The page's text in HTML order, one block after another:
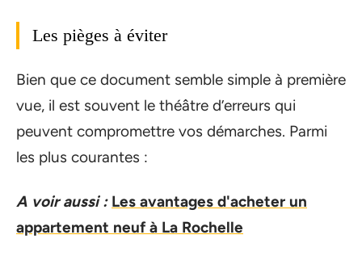
Les pièges à éviter
Bien que ce document semble simple à première
vue, il est souvent le théâtre d’erreurs qui
peuvent compromettre vos démarches. Parmi
les plus courantes :
A voir aussi : Les avantages d'acheter un
appartement neuf à La Rochelle